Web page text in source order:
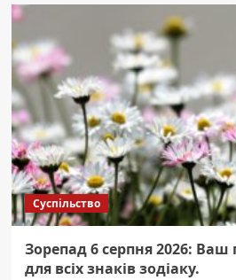
Суспільство
Зорепад 6 серпня 2026: Ваш
для всіх знаків зодіаку.